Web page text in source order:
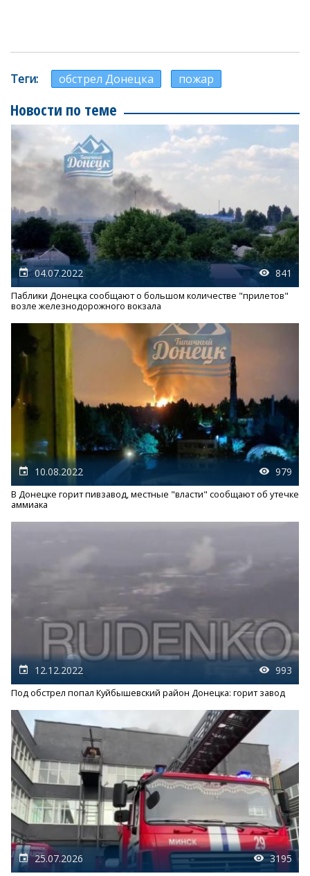
Теги обстрел Донецка пожар
Новости по теме
04.07.2022 841
Паблики Донецка сообщают о большом количестве "прилетов"
возле железнодорожного вокзала
10.08.2022 979
В Донецке горит пивзавод, местные "власти" сообщают об утечке
аммиака
12.12.2022 993
Под обстрел попал Куйбышевский район Донецка: горит завод
25.07.2026 3195